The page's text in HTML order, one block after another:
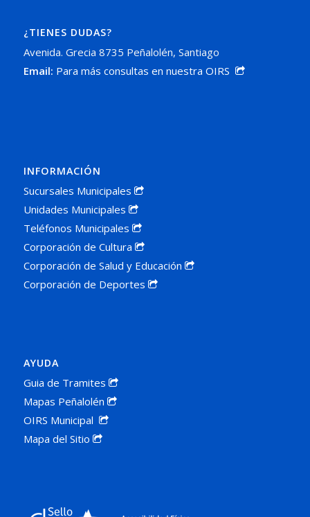
¿TIENES DUDAS?
Avenida. Grecia 8735 Peñalolén, Santiago
Email: Para más consultas en nuestra OIRS
INFORMACIÓN
Sucursales Municipales
Unidades Municipales
Teléfonos Municipales
Corporación de Cultura
Corporación de Salud y Educación
Corporación de Deportes
AYUDA
Guia de Tramites
Mapas Peñalolén
OIRS Municipal
Mapa del Sitio